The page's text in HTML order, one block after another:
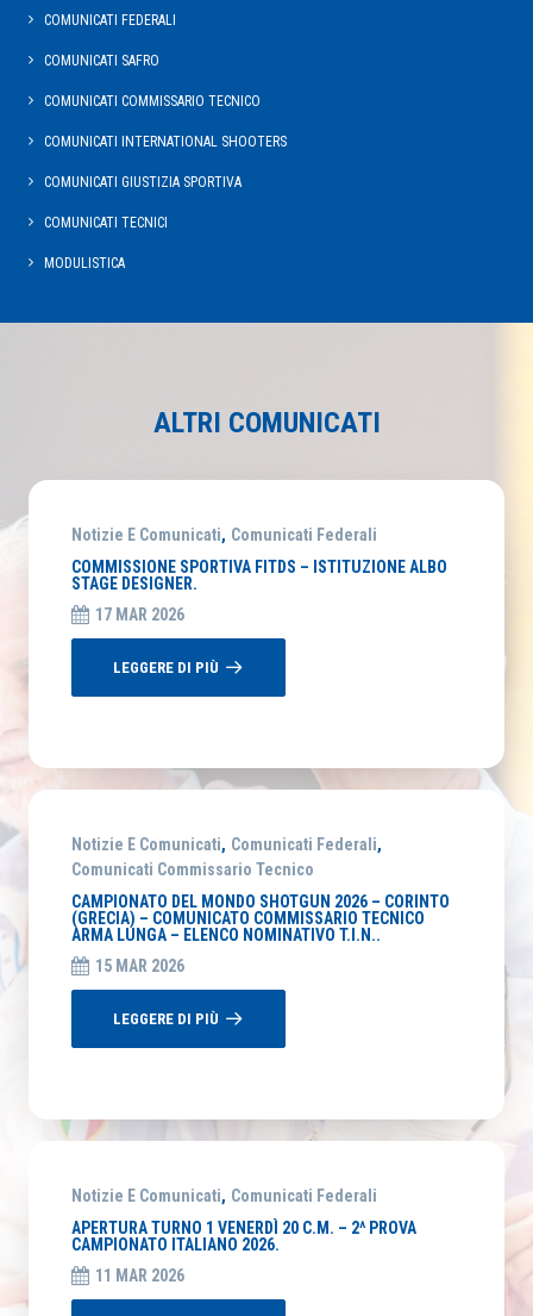
COMUNICATI FEDERALI
COMUNICATI SAFRO
COMUNICATI COMMISSARIO TECNICO
COMUNICATI INTERNATIONAL SHOOTERS
COMUNICATI GIUSTIZIA SPORTIVA
COMUNICATI TECNICI
MODULISTICA
ALTRI COMUNICATI
Notizie E Comunicati, Comunicati Federali
COMMISSIONE SPORTIVA FITDS – ISTITUZIONE ALBO
STAGE DESIGNER.
17 MAR 2026
LEGGERE DI PIÙ
Notizie E Comunicati, Comunicati Federali,
Comunicati Commissario Tecnico
CAMPIONATO DEL MONDO SHOTGUN 2026 – CORINTO
(GRECIA) – COMUNICATO COMMISSARIO TECNICO
ARMA LUNGA – ELENCO NOMINATIVO T.I.N..
15 MAR 2026
LEGGERE DI PIÙ
Notizie E Comunicati, Comunicati Federali
APERTURA TURNO 1 VENERDÌ 20 C.M. – 2^ PROVA
CAMPIONATO ITALIANO 2026.
11 MAR 2026